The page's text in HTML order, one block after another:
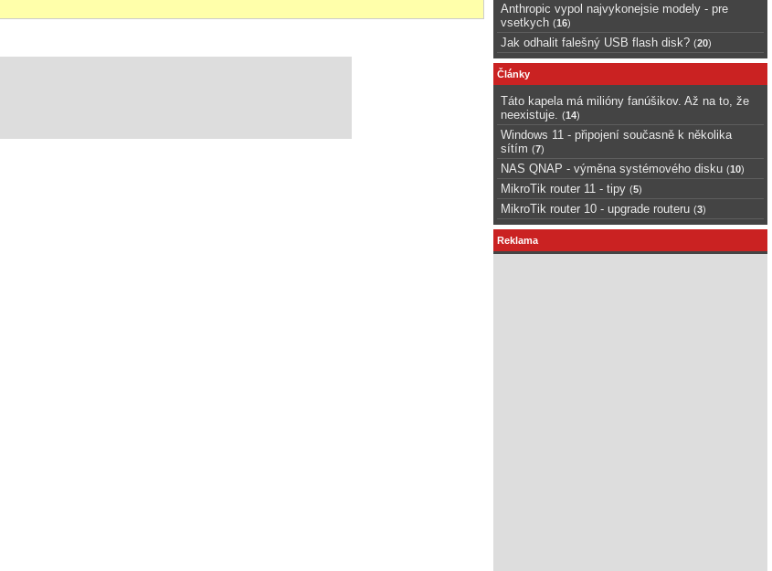
Anthropic vypol najvykonejsie modely - pre
vsetkych (16)
Jak odhalit falešný USB flash disk? (20)
Články
Táto kapela má milióny fanúšikov. Až na to, že
neexistuje.
(14)
Windows 11 - připojení současně k několika
sítím (7)
NAS QNAP - výměna systémového disku (10)
MikroTik router 11 - tipy (5)
MikroTik router 10 - upgrade routeru (3)
Reklama